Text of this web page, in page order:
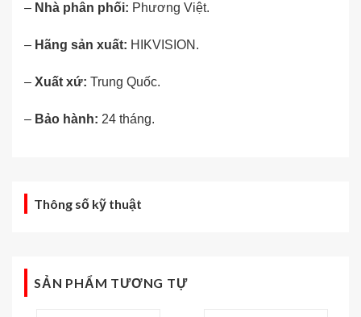
– Nhà phân phối: Phương Việt.
– Hãng sản xuất: HIKVISION.
– Xuất xứ: Trung Quốc.
– Bảo hành: 24 tháng.
Thông số kỹ thuật
SẢN PHẨM TƯƠNG TỰ